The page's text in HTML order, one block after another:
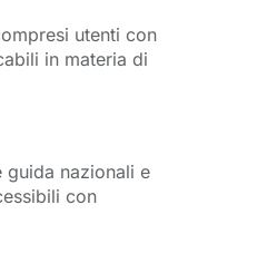
utenti con
in materia di
nazionali e
con